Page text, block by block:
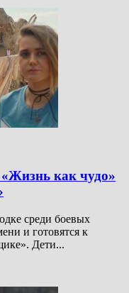
как чудо»
среди боевых
и готовятся к
Дети...